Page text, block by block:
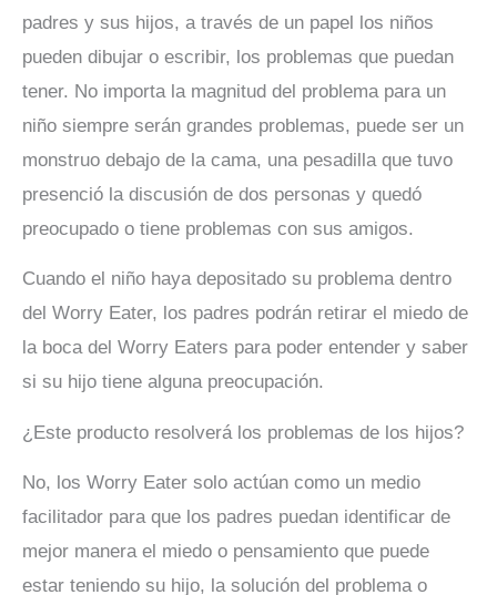
padres y sus hijos, a través de un papel los niños
pueden dibujar o escribir, los problemas que puedan
tener. No importa la magnitud del problema para un
niño siempre serán grandes problemas, puede ser un
monstruo debajo de la cama, una pesadilla que tuvo
presenció la discusión de dos personas y quedó
preocupado o tiene problemas con sus amigos.
Cuando el niño haya depositado su problema dentro
del Worry Eater, los padres podrán retirar el miedo de
la boca del Worry Eaters para poder entender y saber
si su hijo tiene alguna preocupación.
¿Este producto resolverá los problemas de los hijos?
No, los Worry Eater solo actúan como un medio
facilitador para que los padres puedan identificar de
mejor manera el miedo o pensamiento que puede
estar teniendo su hijo, la solución del problema o